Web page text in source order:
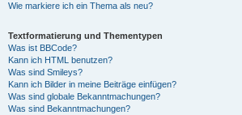
Wie markiere ich ein Thema als neu?
Textformatierung und Thementypen
Was ist BBCode?
Kann ich HTML benutzen?
Was sind Smileys?
Kann ich Bilder in meine Beiträge einfügen?
Was sind globale Bekanntmachungen?
Was sind Bekanntmachungen?